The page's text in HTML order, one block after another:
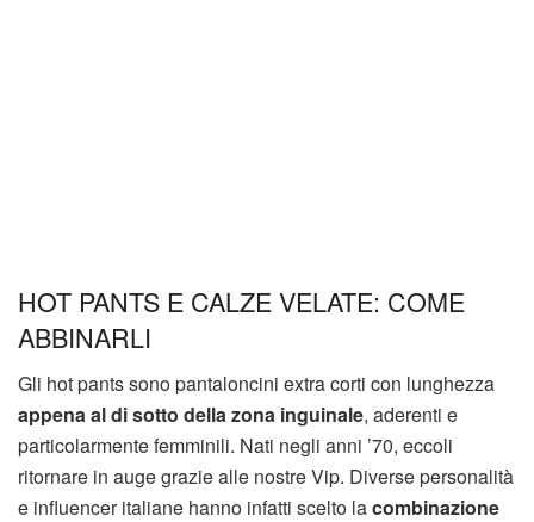
HOT PANTS E CALZE VELATE: COME
ABBINARLI
Gli hot pants sono pantaloncini extra corti con lunghezza
appena al di sotto della zona inguinale, aderenti e
particolarmente femminili. Nati negli anni ’70, eccoli
ritornare in auge grazie alle nostre Vip. Diverse personalità
e influencer italiane hanno infatti scelto lacombinazione